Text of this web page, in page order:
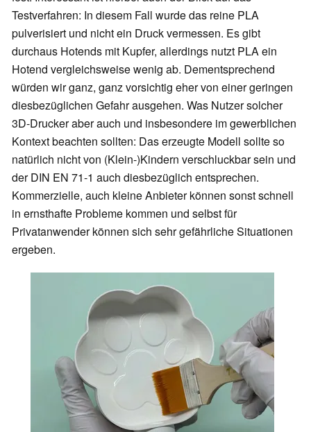
Testverfahren: In diesem Fall wurde das reine PLA
pulverisiert und nicht ein Druck vermessen. Es gibt
durchaus Hotends mit Kupfer, allerdings nutzt PLA ein
Hotend vergleichsweise wenig ab. Dementsprechend
würden wir ganz, ganz vorsichtig eher von einer geringen
diesbezüglichen Gefahr ausgehen. Was Nutzer solcher
3D-Drucker aber auch und insbesondere im gewerblichen
Kontext beachten sollten: Das erzeugte Modell sollte so
natürlich nicht von (Klein-)Kindern verschluckbar sein und
der DIN EN 71-1 auch diesbezüglich entsprechen.
Kommerzielle, auch kleine Anbieter können sonst schnell
in ernsthafte Probleme kommen und selbst für
Privatanwender können sich sehr gefährliche Situationen
ergeben.